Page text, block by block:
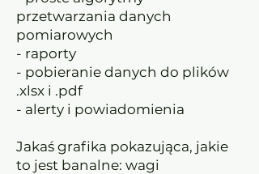
przetwarzania danych
pomiarowych
- raporty
- pobieranie danych do plików
.xlsx i .pdf
- alerty i powiadomienia
Jakaś grafika pokazująca, jakie
to jest banalne: wagi